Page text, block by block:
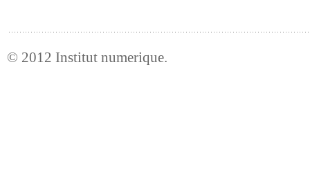
© 2012 Institut numerique